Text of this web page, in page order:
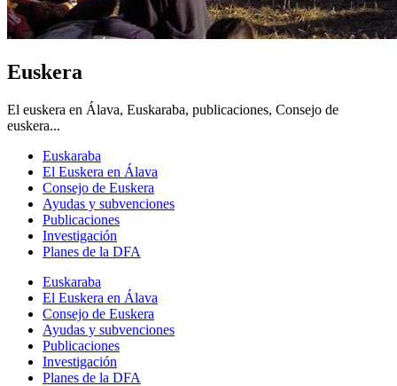
Euskera
El euskera en Álava, Euskaraba, publicaciones, Consejo de
euskera...
Euskaraba
El Euskera en Álava
Consejo de Euskera
Ayudas y subvenciones
Publicaciones
Investigación
Planes de la DFA
Euskaraba
El Euskera en Álava
Consejo de Euskera
Ayudas y subvenciones
Publicaciones
Investigación
Planes de la DFA